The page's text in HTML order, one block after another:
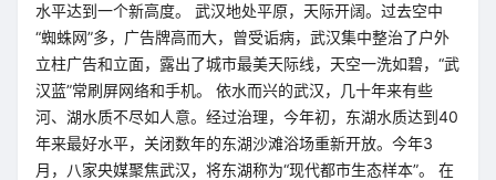
水平达到一个新高度。 武汉地处平原，天际开阔。过去空中
“蜘蛛网”多，广告牌高而大，曾受诟病，武汉集中整治了户外
立柱广告和立面，露出了城市最美天际线，天空一洗如碧，“武
汉蓝”常刷屏网络和手机。 依水而兴的武汉，几十年来有些
河、湖水质不尽如人意。经过治理，今年初，东湖水质达到40
年来最好水平，关闭数年的东湖沙滩浴场重新开放。今年3
月，八家央媒聚焦武汉，将东湖称为“现代都市生态样本”。 在